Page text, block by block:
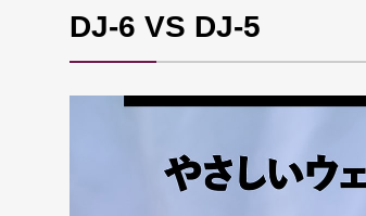
DJ-6 VS DJ-5